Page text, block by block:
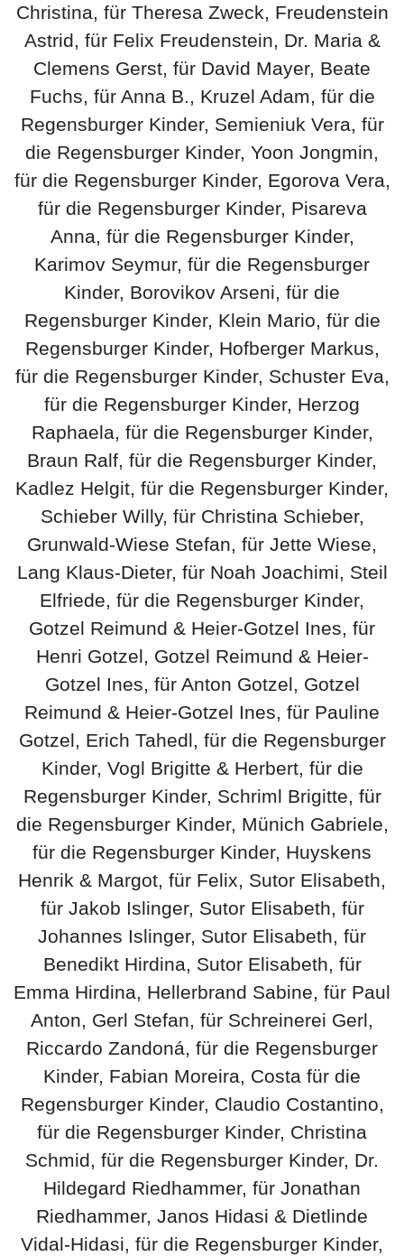
Christina, für Theresa Zweck, Freudenstein
Astrid, für Felix Freudenstein, Dr. Maria &
Clemens Gerst, für David Mayer, Beate
Fuchs, für Anna B., Kruzel Adam, für die
Regensburger Kinder, Semieniuk Vera, für
die Regensburger Kinder, Yoon Jongmin,
für die Regensburger Kinder, Egorova Vera,
für die Regensburger Kinder, Pisareva
Anna, für die Regensburger Kinder,
Karimov Seymur, für die Regensburger
Kinder, Borovikov Arseni, für die
Regensburger Kinder, Klein Mario, für die
Regensburger Kinder, Hofberger Markus,
für die Regensburger Kinder, Schuster Eva,
für die Regensburger Kinder, Herzog
Raphaela, für die Regensburger Kinder,
Braun Ralf, für die Regensburger Kinder,
Kadlez Helgit, für die Regensburger Kinder,
Schieber Willy, für Christina Schieber,
Grunwald-Wiese Stefan, für Jette Wiese,
Lang Klaus-Dieter, für Noah Joachimi, Steil
Elfriede, für die Regensburger Kinder,
Gotzel Reimund & Heier-Gotzel Ines, für
Henri Gotzel, Gotzel Reimund & Heier-
Gotzel Ines, für Anton Gotzel, Gotzel
Reimund & Heier-Gotzel Ines, für Pauline
Gotzel, Erich Tahedl, für die Regensburger
Kinder, Vogl Brigitte & Herbert, für die
Regensburger Kinder, Schriml Brigitte, für
die Regensburger Kinder, Münich Gabriele,
für die Regensburger Kinder, Huyskens
Henrik & Margot, für Felix, Sutor Elisabeth,
für Jakob Islinger, Sutor Elisabeth, für
Johannes Islinger, Sutor Elisabeth, für
Benedikt Hirdina, Sutor Elisabeth, für
Emma Hirdina, Hellerbrand Sabine, für Paul
Anton, Gerl Stefan, für Schreinerei Gerl,
Riccardo Zandoná, für die Regensburger
Kinder, Fabian Moreira, Costa für die
Regensburger Kinder, Claudio Costantino,
für die Regensburger Kinder, Christina
Schmid, für die Regensburger Kinder, Dr.
Hildegard Riedhammer, für Jonathan
Riedhammer, Janos Hidasi & Dietlinde
Vidal-Hidasi, für die Regensburger Kinder,